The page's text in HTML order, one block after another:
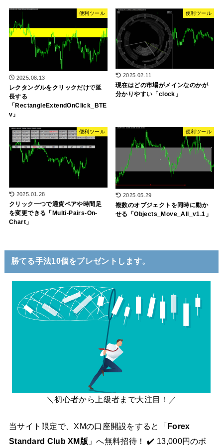
便利ツール
2025.08.13
レクタングルをクリックだけで延
長する
「RectangleExtendOnClick_BTE
v」
便利ツール
2025.02.11
現在はどの市場がメインなのかが
分かりやすい「clock」
便利ツール
2025.01.28
クリック一つで通貨ペアや時間足
を変更できる「Multi-Pairs-On-
Chart」
便利ツール
2025.05.29
複数のオブジェクトを同時に動か
せる「Objects_Move_All_v1.1」
勝てる手法10個をプレゼントします。
＼初心者から上級者まで大注目！／
当サイト限定で、XMの口座開設をすると「 Forex
Standard Club XM版 」へ無料招待！ ✔️ 13,000円のボ